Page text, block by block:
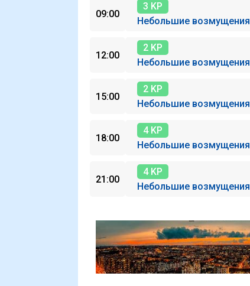
09:00
3 KP
Небольшие возмущения
12:00
2 KP
Небольшие возмущения
15:00
2 KP
Небольшие возмущения
18:00
4 KP
Небольшие возмущения
21:00
4 KP
Небольшие возмущения